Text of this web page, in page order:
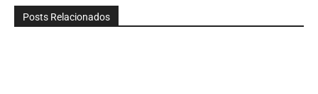
Posts Relacionados